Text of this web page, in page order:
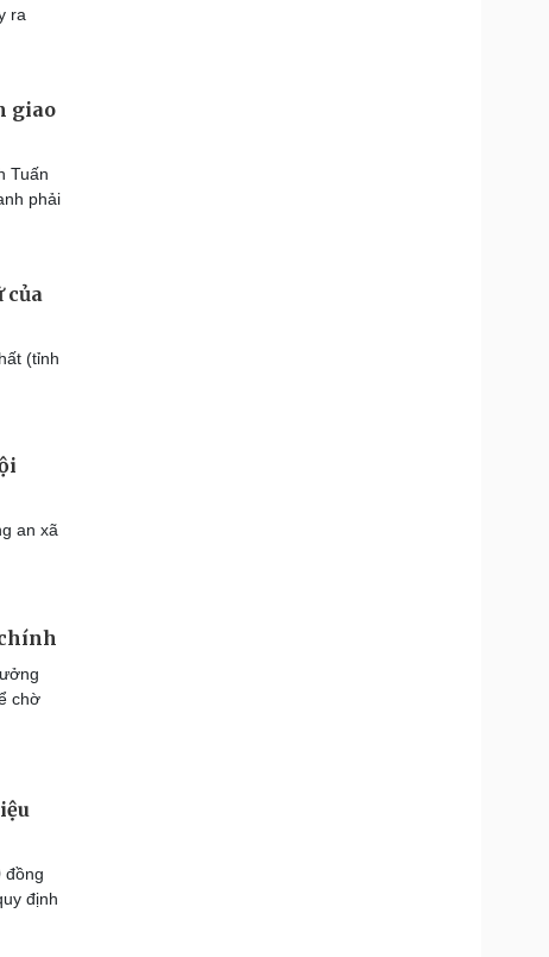
ra
giao
Tuấn
phải
của
(tỉnh
an xã
chờ
đồng
định